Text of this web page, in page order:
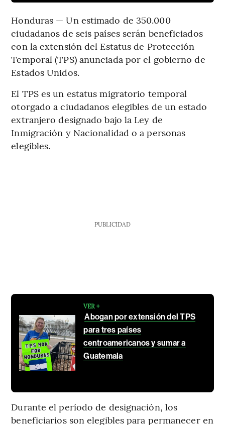
Honduras — Un estimado de 350.000
ciudadanos de seis países serán beneficiados
con la extensión del Estatus de Protección
Temporal (TPS) anunciada por el gobierno de
Estados Unidos.
El TPS es un estatus migratorio temporal
otorgado a ciudadanos elegibles de un estado
extranjero designado bajo la Ley de
Inmigración y Nacionalidad o a personas
elegibles.
PUBLICIDAD
VER +
Abogan por extensión del TPS
para tres países
centroamericanos y sumar a
Guatemala
Durante el período de designación, los
beneficiarios son elegibles para permanecer en